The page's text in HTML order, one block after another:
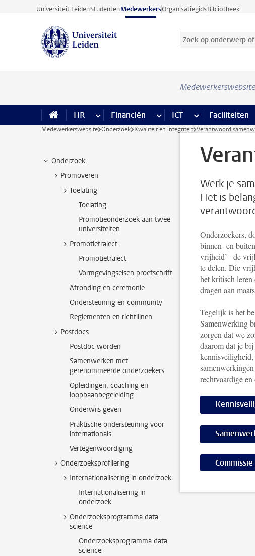
Ga direct naar de inhoud
Universiteit LeidenStudentenMedewerkersOrganisatiegidsBibliotheek
Zoek op onderwerp of
Zoekterm
Medewerkerswebsite
HR meer HR pagina’s
Financiën meer Financiën pagina’s
ICT meer ICT pagina’s
Faciliteiten
Medewerkerswebsite Onderzoek Kwaliteit en integriteit Verantwoord
Onderzoek
Promoveren
Toelating
Toelating
Promotieonderzoek aan twee
universiteiten
Promotietraject
Promotietraject
Vormgevingseisen proefschrift
Afronding en ceremonie
Ondersteuning en community
Reglementen en richtlijnen
Postdocs
Postdoc worden
Samenwerken met
gerenommeerde onderzoekers
Opleidingen, coaching en
loopbaanbegeleiding
Onderwijs geven
Praktische ondersteuning voor
internationals
Vertegenwoordiging
Onderzoeksprofilering
Internationalisering in onderzoek
Internationalisering in
onderzoek
Onderzoeksprogramma data
science
Onderzoeksprogramma data
science
Werk je
Het is
Onderzoekers,
binnen- en
vrijheid’– de
te delen. Die
het kritisch
dragen aan
Tegelijk is het
Samenwerking
zorgen dat we
daarom dat je bij
kennisveiligheid,
rechtvaardige